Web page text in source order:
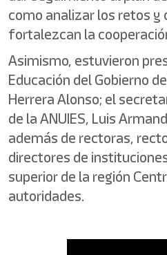
como analizar los retos y
fortalezcan la
Asimismo, estuvieron
Educación del Gobierno
Herrera Alonso; el
de la ANUIES, Luis
además de rectoras,
directores de
superior de la región
autoridades.